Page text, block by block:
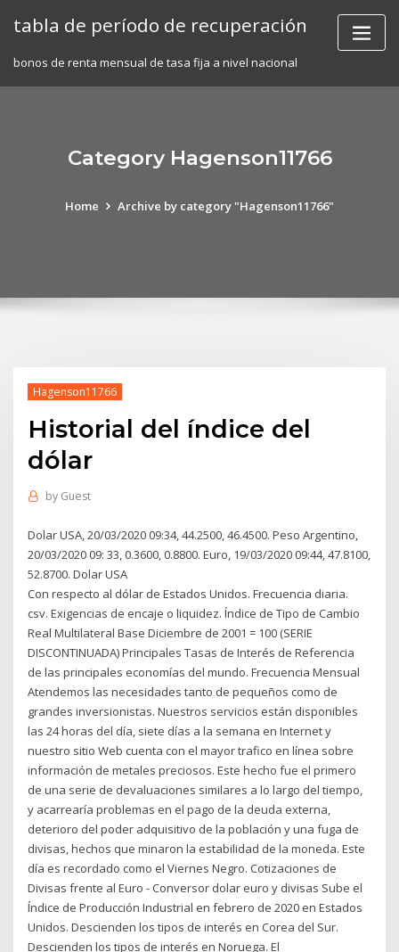
tabla de período de recuperación
bonos de renta mensual de tasa fija a nivel nacional
Category Hagenson11766
Home Archive by category "Hagenson11766"
Hagenson11766
Historial del índice del
dólar
by Guest
Dolar USA, 20/03/2020 09:34, 44.2500, 46.4500. Peso Argentino,
20/03/2020 09: 33, 0.3600, 0.8800. Euro, 19/03/2020 09:44, 47.8100,
52.8700. Dolar USA
Con respecto al dólar de Estados Unidos. Frecuencia diaria.
csv. Exigencias de encaje o liquidez. Índice de Tipo de Cambio
Real Multilateral Base Diciembre de 2001 = 100 (SERIE
DISCONTINUADA) Principales Tasas de Interés de Referencia
de las principales economías del mundo. Frecuencia Mensual
Atendemos las necesidades tanto de pequeños como de
grandes inversionistas. Nuestros servicios están disponibles
las 24 horas del día, siete días a la semana en Internet y
nuestro sitio Web cuenta con el mayor trafico en línea sobre
información de metales preciosos. Este hecho fue el primero
de una serie de devaluaciones similares a lo largo del tiempo,
y acarrearía problemas en el pago de la deuda externa,
deterioro del poder adquisitivo de la población y una fuga de
divisas, hechos que minaron la estabilidad de la moneda. Este
día es recordado como el Viernes Negro. Cotizaciones de
Divisas frente al Euro - Conversor dolar euro y divisas Sube el
Índice de Producción Industrial en febrero de 2020 en Estados
Unidos. Descienden los tipos de interés en Corea del Sur.
Descienden los tipos de interés en Noruega. El